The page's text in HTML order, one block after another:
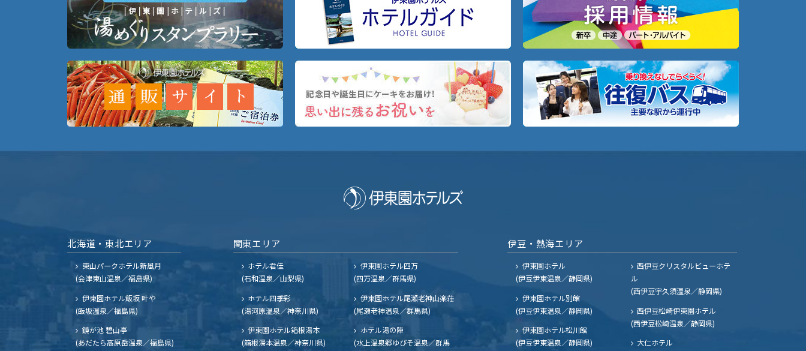
北海道・東北エリア
東山パークホテル新風月
(会津東山温泉／福島県)
伊東園ホテル飯坂 叶や
(飯坂温泉／福島県)
鏡が池 碧山亭
(あだたら高原岳温泉／福島県)
関東エリア
ホテル君佳
(石和温泉／山梨県)
ホテル四季彩
(湯河原温泉／神奈川県)
伊東園ホテル箱根湯本
(箱根湯本温泉／神奈川県)
伊東園ホテル四万
(四万温泉／群馬県)
伊東園ホテル尾瀬老神山楽荘
(尾瀬老神温泉／群馬県)
ホテル湯の陣
(水上温泉郷ゆびそ温泉／群馬
伊豆・熱海エリア
伊東園ホテル
(伊豆伊東温泉／静岡県)
伊東園ホテル別館
(伊豆伊東温泉／静岡県)
伊東園ホテル松川館
(伊豆伊東温泉／静岡県)
西伊豆クリスタルビューホテ
ル
(西伊豆宇久須温泉／静岡県)
西伊豆松崎伊東園ホテル
(西伊豆松崎温泉／静岡県)
大仁ホテル